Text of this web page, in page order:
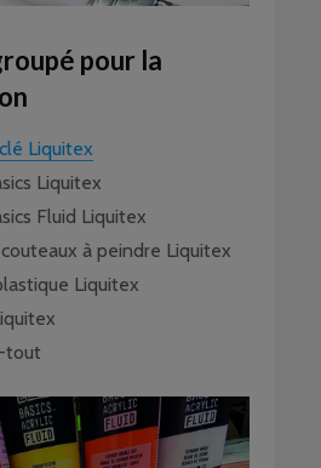
pour la
Liquitex
Liquitex
Fluid Liquitex
à peindre Liquitex
Liquitex
tout